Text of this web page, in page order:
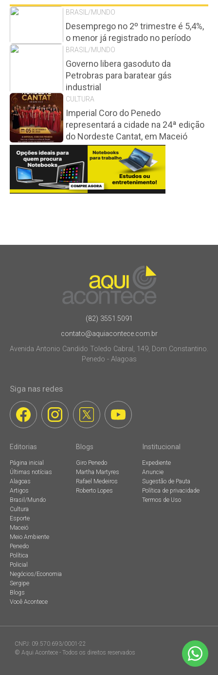
BRASIL/MUNDO
Desemprego no 2º trimestre é 5,4%,
o menor já registrado no período
BRASIL/MUNDO
Governo libera gasoduto da
Petrobras para baratear gás
industrial
CULTURA
Imperial Coro do Penedo
representará a cidade na 24ª edição
do Nordeste Cantat, em Maceió
(82) 3551.5091
contato@aquiacontece.com.br
Avenida Antonio Candido Toledo Cabral, 149, Dom Constantino.
Penedo - Alagoas
Siga nas redes
Editorias
Página inicial
Últimas notícias
Alagoas
Artigos
Brasil/Mundo
Cultura
Esporte
Maceió
Meio Ambiente
Penedo
Política
Policial
Negócios/Economia
Sergipe
Blogs
Você Acontece
Blogs
Giro Penedo
Martha Martyres
Rafael Medeiros
Roberto Lopes
Institucional
Expediente
Anuncie
Sugestão de Pauta
Política de privacidade
Termos de Uso
CNPJ: 09.570.693/0001-22
© Aqui Acontece - Todos os direitos reservados